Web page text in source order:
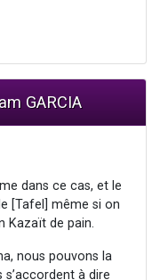
GARCIA
dans ce cas, et le
[Tafel] même si on
Kazaït de pain.
nous pouvons la
à dire